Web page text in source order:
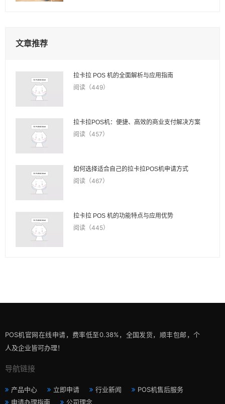
文章推荐
拉卡拉 POS 机的全面解析与应用指南
阅读（449）
拉卡拉POS机：便捷、高效的商业支付解决方案
阅读（457）
如何选择适合自己的拉卡拉POS机申请方式
阅读（467）
拉卡拉 POS 机的功能特点与应用优势
阅读（445）
POS机官网在线申请，费率低至0.38%，全国发货，顺丰包邮，个
人及企业皆可办理！
导航链接
产品中心 立即申请 行业新闻
POS机售后服务
申请办理指南
公司理念